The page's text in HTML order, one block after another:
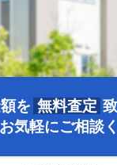
を 無料査定
気軽にご相談